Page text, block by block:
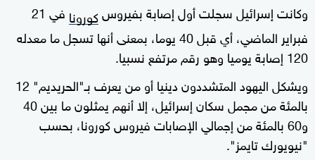
وكانت إسرائيل سجلت أول إصابة بفيروسكورونا
في 21
فبراير الماضي، أي قبل 40 يوما، بمعنى أنها تسجل ما معدله
120 إصابة يوميا وهو رقم مرتفع نسبيا.
ويشكل اليهود المتشددون دينيا أو من يعرف بـ"الحريديم" 12
بالمئة من مجمل سكان إسرائيل، إلا أنهم يمثلون ما بين 40
و60 بالمئة من إجمالي الإصابات فيروس كورونا، بحسب
"نيويورك تايمز".